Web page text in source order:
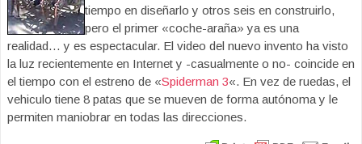
tiempo en diseñarlo y otros seis en construirlo,
pero el primer «coche-araña» ya es una
realidad… y es espectacular. El video del nuevo invento ha visto
la luz recientemente en Internet y -casualmente o no- coincide en
el tiempo con el estreno de «Spiderman 3«. En vez de ruedas, el
vehiculo tiene 8 patas que se mueven de forma autónoma y le
permiten maniobrar en todas las direcciones.